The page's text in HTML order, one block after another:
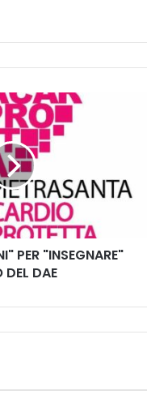
PER "INSEGNARE"
DEL DAE